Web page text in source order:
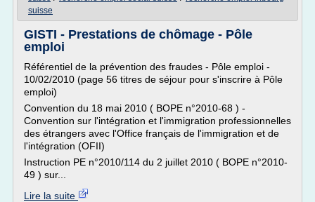
suisse
GISTI - Prestations de chômage - Pôle
emploi
Référentiel de la prévention des fraudes - Pôle emploi -
10/02/2010 (page 56 titres de séjour pour s'inscrire à Pôle
emploi)
Convention du 18 mai 2010 ( BOPE n°2010-68 ) -
Convention sur l'intégration et l'immigration professionnelles
des étrangers avec l'Office français de l'immigration et de
l'intégration (OFII)
Instruction PE n°2010/114 du 2 juillet 2010 ( BOPE n°2010-
49 ) sur...
Lire la suite